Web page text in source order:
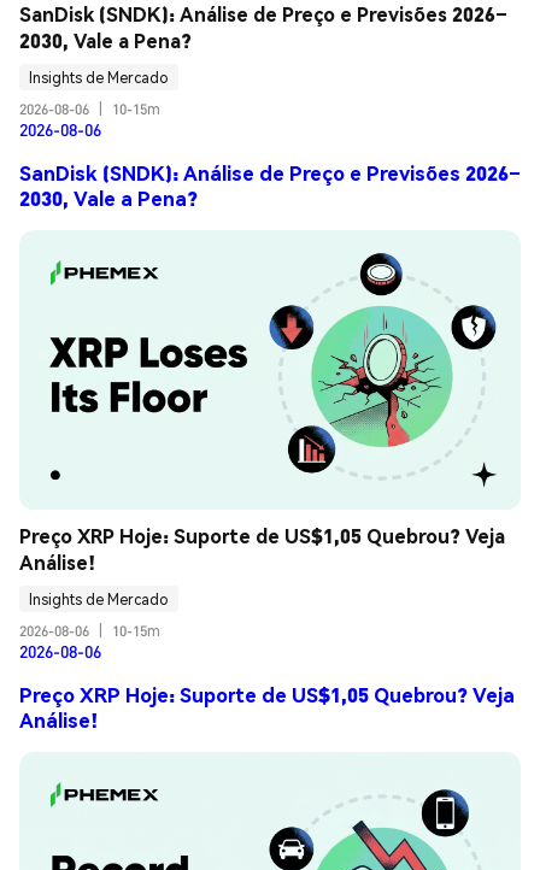
SanDisk (SNDK): Análise de Preço e Previsões 2026–
2030, Vale a Pena?
Insights de Mercado
2026-08-06
10-15m
2026-08-06
SanDisk (SNDK): Análise de Preço e Previsões 2026–
2030, Vale a Pena?
Preço XRP Hoje: Suporte de US$1,05 Quebrou? Veja
Análise!
Insights de Mercado
2026-08-06
10-15m
2026-08-06
Preço XRP Hoje: Suporte de US$1,05 Quebrou? Veja
Análise!